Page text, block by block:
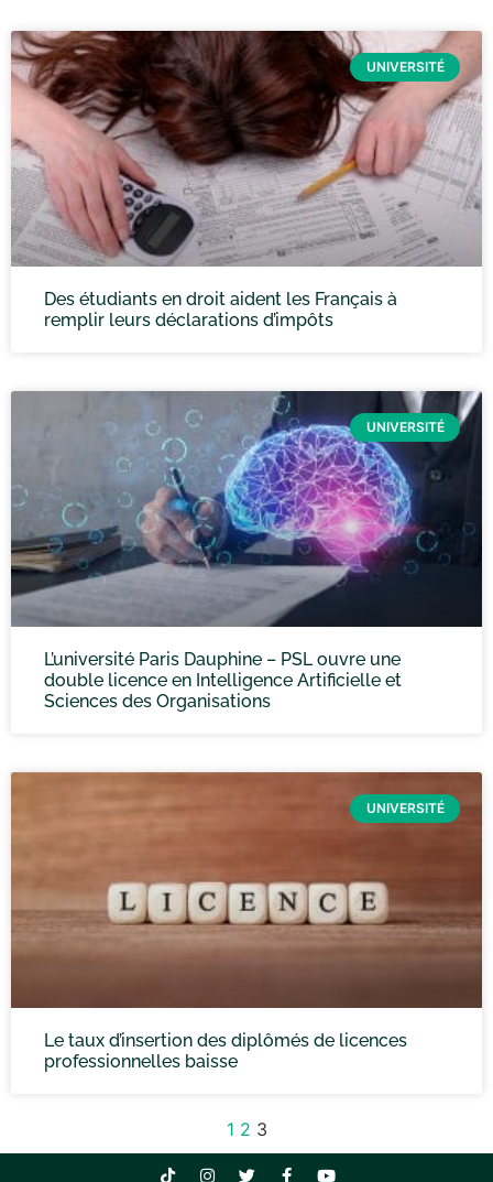
UNIVERSITÉ
Des étudiants en droit aident les Français à
remplir leurs déclarations d’impôts
UNIVERSITÉ
L’université Paris Dauphine – PSL ouvre une
double licence en Intelligence Artificielle et
Sciences des Organisations
UNIVERSITÉ
Le taux d’insertion des diplômés de licences
professionnelles baisse
1 2 3